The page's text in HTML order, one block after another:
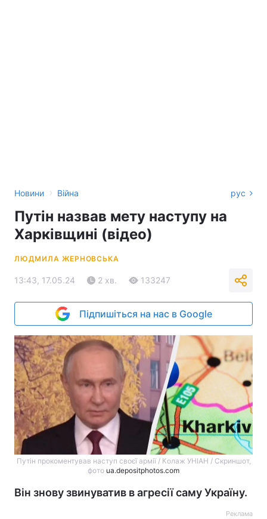
Новини › Війна рус
Путін назвав мету наступу на
Харківщині (відео)
ЛЮДМИЛА ЖЕРНОВСЬКА
13:43, 17.05.24 2 хв. 133247
Підпишіться на нас в Google
Путін прокоментував наступ своєї армії / Колаж УНІАН / Скриншот,
фото ua.depositphotos.com
Він знову звинуватив в агресії саму Україну.
Реклама